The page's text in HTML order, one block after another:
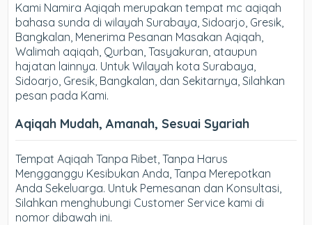
Kami Namira Aqiqah merupakan tempat mc aqiqah
bahasa sunda di wilayah Surabaya, Sidoarjo, Gresik,
Bangkalan, Menerima Pesanan Masakan Aqiqah,
Walimah aqiqah, Qurban, Tasyakuran, ataupun
hajatan lainnya. Untuk Wilayah kota Surabaya,
Sidoarjo, Gresik, Bangkalan, dan Sekitarnya, Silahkan
pesan pada Kami.
Aqiqah Mudah, Amanah, Sesuai Syariah
Tempat Aqiqah Tanpa Ribet, Tanpa Harus
Mengganggu Kesibukan Anda, Tanpa Merepotkan
Anda Sekeluarga. Untuk Pemesanan dan Konsultasi,
Silahkan menghubungi Customer Service kami di
nomor dibawah ini.